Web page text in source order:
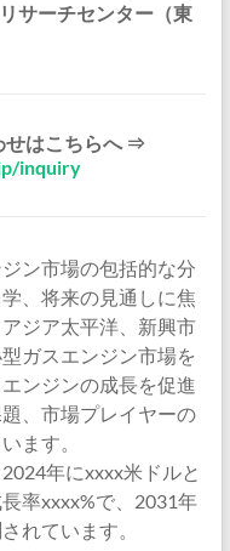
サーチセンター（東
せはこちらへ ⇒
inquiry
ン市場の包括的な分
、将来の見通しに焦
ジア太平洋、新興市
ガスエンジン市場を
ンジンの成長を促進
、市場プレイヤーの
ます。
年にxxxx米ドルと
率xxxx%で、2031年
れています。